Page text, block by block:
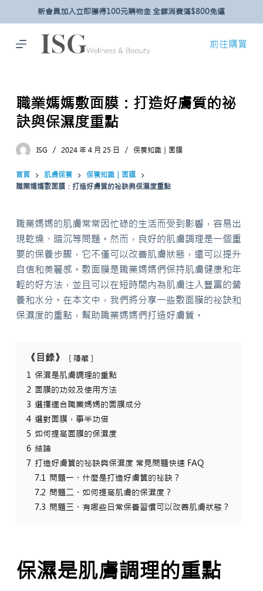
主
新會員加入立即獲得100元購物金 全館消費滿$800免運
前往購買
職業媽媽敷面膜：打造好膚質的祕
訣與保濕度重點
ISG 2024 年 4 月 25 日 保養知識｜面膜
首頁 肌膚保養
保養知識｜面膜
職業媽媽敷面膜：打造好膚質的祕訣與保濕度重點
職業媽媽的肌膚常常因忙碌的生活而受到影響，容易出
現乾燥、暗沉等問題。然而，良好的肌膚調理是一個重
要的保養步驟，它不僅可以改善肌膚狀態，還可以提升
自信和美麗感。敷面膜是職業媽媽們保持肌膚健康和年
輕的好方法，並且可以在短時間內為肌膚注入豐富的營
養和水分。在本文中，我們將分享一些敷面膜的祕訣和
保濕度的重點，幫助職業媽媽們打造好膚質。
《目錄》 隱藏
1 保濕是肌膚調理的重點
2 面膜的功效及使用方法
3 選擇適合職業媽媽的面膜成分
4 選對面膜，事半功倍
5 如何提高面膜的保濕度
6 結論
7 打造好膚質的祕訣與保濕度 常見問題快速 FAQ
7.1 問題一、什麼是打造好膚質的祕訣？
7.2 問題二、如何提高肌膚的保濕度？
7.3 問題三、有哪些日常保養習慣可以改善肌膚狀態？
保濕是肌膚調理的重點